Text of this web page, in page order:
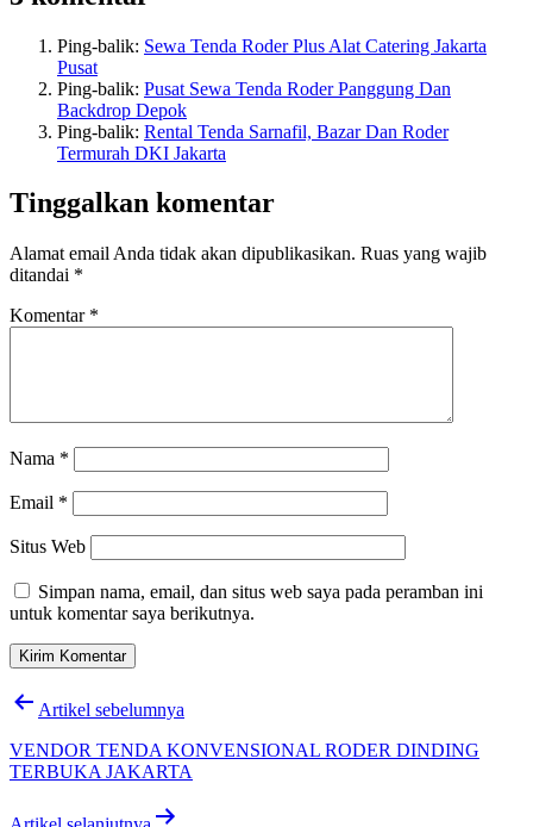
Ping-balik: Sewa Tenda Roder Plus Alat Catering Jakarta
Pusat
Ping-balik: Pusat Sewa Tenda Roder Panggung Dan
Backdrop Depok
Ping-balik: Rental Tenda Sarnafil, Bazar Dan Roder
Termurah DKI Jakarta
Tinggalkan komentar
Alamat email Anda tidak akan dipublikasikan. Ruas yang wajib
ditandai *
Komentar *
Nama *
Email *
Situs Web
Simpan nama, email, dan situs web saya pada peramban ini
untuk komentar saya berikutnya.
Navigasi
Artikel sebelumnya
VENDOR TENDA KONVENSIONAL RODER DINDING
TERBUKA JAKARTA